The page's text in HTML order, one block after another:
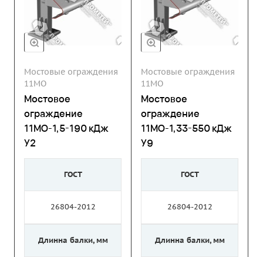
Мостовые ограждения
11МО
Мостовое
ограждение
11МО-1,5-190 кДж
У2
ГОСТ
26804-2012
Длинна балки, мм
Мостовые ограждения
11МО
Мостовое
ограждение
11МО-1,33-550 кДж
У9
ГОСТ
26804-2012
Длинна балки, мм